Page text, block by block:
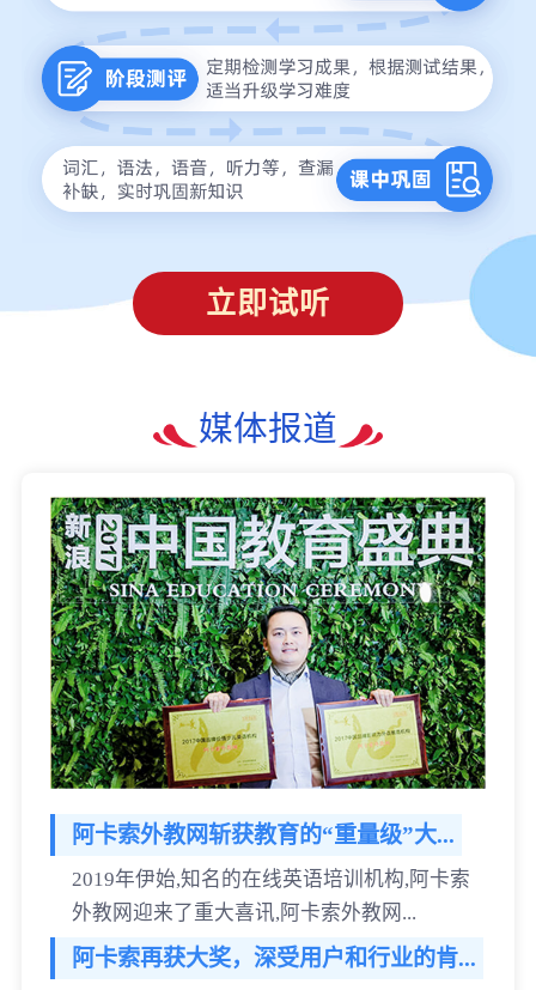
立即试听
媒体报道
阿卡索外教网斩获教育的“重量级”大...
2019年伊始,知名的在线英语培训机构,阿卡索
外教网迎来了重大喜讯,阿卡索外教网...
阿卡索再获大奖，深受用户和行业的肯...